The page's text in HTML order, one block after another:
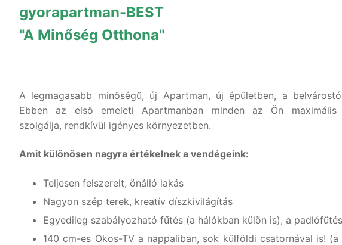
gyorapartman-BEST
"A Minőség Otthona"
A legmagasabb minőségű, új Apartman, új épületben, a
Ebben az első emeleti Apartmanban minden az Ön maximális
szolgálja, rendkívül igényes környezetben.
Amit különösen nagyra értékelnek a vendégeink:
Teljesen felszerelt, önálló lakás
Nagyon szép terek, kreatív díszkivilágítás
Egyedileg szabályozható fűtés (a hálókban külön is), a
140 cm-es Okos-TV a nappaliban, sok külföldi csatornával is! (a